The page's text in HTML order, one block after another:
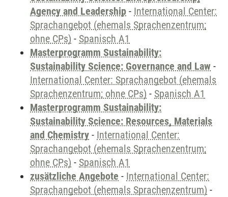
Agency and Leadership - International Center:
Sprachangebot (ehemals Sprachenzentrum;
ohne CPs) - Spanisch A1
Masterprogramm Sustainability:
Sustainability Science: Governance and Law -
International Center: Sprachangebot (ehemals
Sprachenzentrum; ohne CPs) - Spanisch A1
Masterprogramm Sustainability:
Sustainability Science: Resources, Materials
and Chemistry - International Center:
Sprachangebot (ehemals Sprachenzentrum;
ohne CPs) - Spanisch A1
zusätzliche Angebote - International Center:
Sprachangebot (ehemals Sprachenzentrum) -